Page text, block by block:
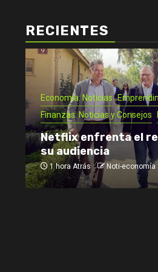
RECIENTES
Economía: Noticias
Finanzas: Noticias y Consejos
Netflix enfrenta el
su audiencia
1 hora Atrás Noti-economía